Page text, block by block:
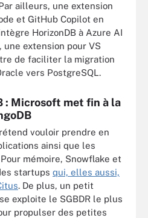
ailleurs, une extension
et GitHub Copilot en
HorizonDB à Azure AI
une extension pour VS
de faciliter la migration
vers PostgreSQL.
: Microsoft met fin à la
vouloir prendre en
ainsi que les
mémoire, Snowflake et
startups qui, elles aussi,
. De plus, un petit
exploite le SGBDR le plus
propulser des petites